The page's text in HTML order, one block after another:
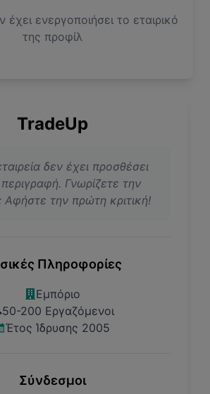
έχει ενεργοποιήσει το εταιρικό
της προφίλ
TradeUp
δεν έχει προσθέσει
Γνωρίζετε την
Αφήστε την πρώτη κριτική!
Πληροφορίες
Εμπόριο
50-200 Εργαζόμενοι
Έτος Ίδρυσης 2005
Σύνδεσμοι